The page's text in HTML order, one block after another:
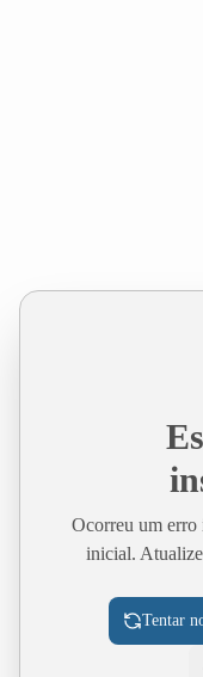
Ocorreu um erro
inicial.
Tentar